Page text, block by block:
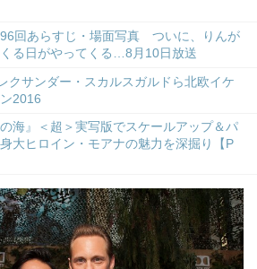
96回あらすじ・場面写真 ついに、りんが
る日がやってくる…8月10日放送
クサンダー・スカルスガルドら北欧イケ
2016
の海』＜超＞実写版でスケールアップ＆パ
大ヒロイン・モアナの魅力を深掘り【P